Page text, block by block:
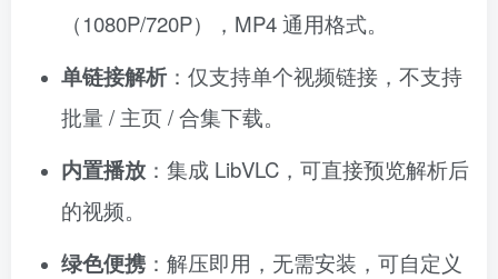
（1080P/720P），MP4 通用格式。
单链接解析 ：仅支持单个视频链接，不支持
批量 / 主页 / 合集下载。
内置播放 ：集成 LibVLC，可直接预览解析后
的视频。
绿色便携 ：解压即用，无需安装，可自定义